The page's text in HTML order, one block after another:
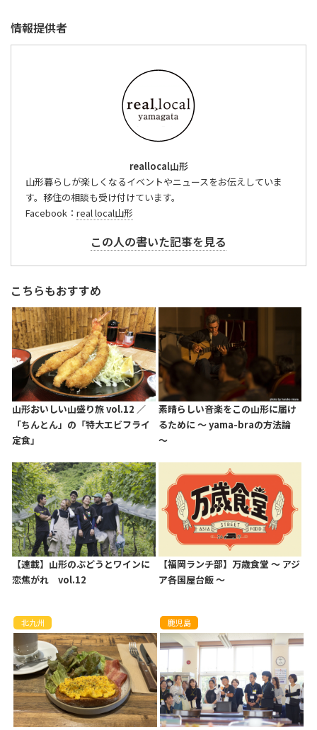
情報提供者
reallocal山形
山形暮らしが楽しくなるイベントやニュースをお伝えしていま
す。移住の相談も受け付けています。
Facebook： real local山形
この人の書いた記事を見る
こちらもおすすめ
山形おいしい山盛り旅 vol.12 ／
「ちんとん」の「特大エビフライ
定食」
素晴らしい音楽をこの山形に届け
るために 〜 yama-braの方法論
〜
【連載】山形のぶどうとワインに
恋焦がれ vol.12
【福岡ランチ部】万歳食堂 〜 アジ
ア各国屋台飯 〜
北九州 鹿児島